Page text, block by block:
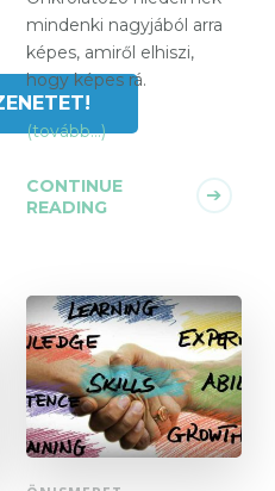
mindenki nagyjából arra
képes, amiről elhiszi,
hogy képes rá.
(tovább…)
CONTINUE
READING